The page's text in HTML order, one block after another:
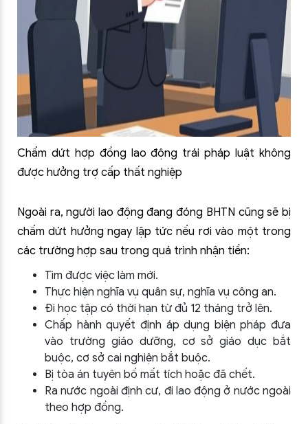
Chấm dứt hợp đồng lao động trái pháp luật không
được hưởng trợ cấp thất nghiệp
Ngoài ra, người lao động đang đóng BHTN cũng sẽ bị
chấm dứt hưởng ngay lập tức nếu rơi vào một trong
các trường hợp sau trong quá trình nhận tiền:
Tìm được việc làm mới.
Thực hiện nghĩa vụ quân sự, nghĩa vụ công an.
Đi học tập có thời hạn từ đủ 12 tháng trở lên.
Chấp hành quyết định áp dụng biện pháp đưa
vào trường giáo dưỡng, cơ sở giáo dục bắt
buộc, cơ sở cai nghiện bắt buộc.
Bị tòa án tuyên bố mất tích hoặc đã chết.
Ra nước ngoài định cư, đi lao động ở nước ngoài
theo hợp đồng.